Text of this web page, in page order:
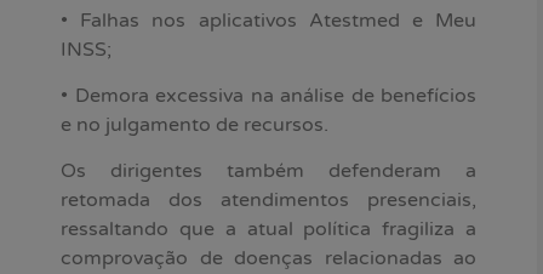
• Falhas nos aplicativos Atestmed e Meu
INSS;
• Demora excessiva na análise de benefícios
e no julgamento de recursos.
Os dirigentes também defenderam a
retomada dos atendimentos presenciais,
ressaltando que a atual política fragiliza a
comprovação de doenças relacionadas ao